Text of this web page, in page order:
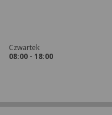
Czwartek
08:00 - 18:00